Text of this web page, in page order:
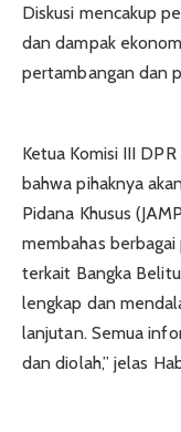
Diskusi mencakup
dan dampak
pertambangan dan
Ketua Komisi III
bahwa pihaknya
Pidana Khusus
membahas berbagai
terkait Bangka
lengkap dan
lanjutan. Semua
dan diolah,” jelas